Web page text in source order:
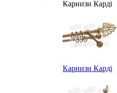
Карнизи Карді
Карнизи Карді